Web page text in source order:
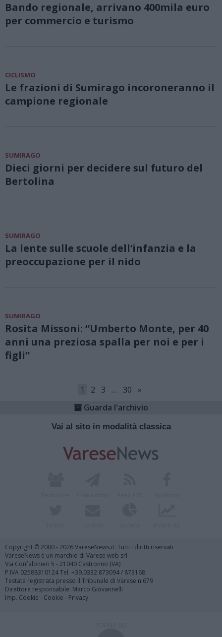
Bando regionale, arrivano 400mila euro
per commercio e turismo
CICLISMO
Le frazioni di Sumirago incoroneranno il
campione regionale
SUMIRAGO
Dieci giorni per decidere sul futuro del
Bertolina
SUMIRAGO
La lente sulle scuole dell’infanzia e la
preoccupazione per il nido
SUMIRAGO
Rosita Missoni: “Umberto Monte, per 40
anni una preziosa spalla per noi e per i
figli”
1 2 3 … 30
»
Guarda l'archivio
Vai al sito in modalità classica
Copyright © 2000 - 2026 VareseNews.it. Tutti i diritti riservati
VareseNews è un marchio di Varese web srl
Via Confalonieri 5 - 21040 Castronno (VA)
P.IVA 02588310124 Tel. +39.0332.873094 / 873168
Testata registrata presso il Tribunale di Varese n.679
Direttore responsabile: Marco Giovannelli
Imp. Cookie - Cookie - Privacy